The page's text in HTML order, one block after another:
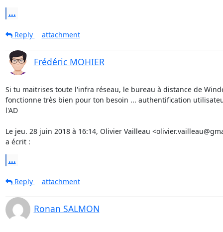
...
Reply attachment
Frédéric MOHIER
Si tu maitrises toute l'infra réseau, le bureau à distance de
fonctionne très bien pour ton besoin ... authentification
l'AD
Le jeu. 28 juin 2018 à 16:14, Olivier Vailleau
a écrit :
...
Reply attachment
Ronan SALMON